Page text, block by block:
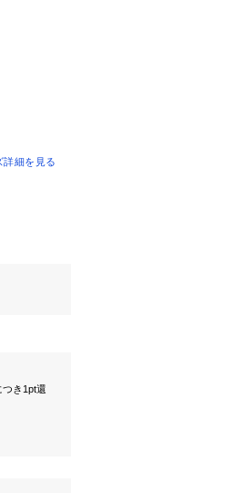
詳細を見る
き1pt還